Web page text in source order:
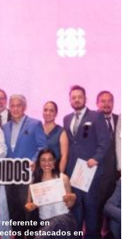
en
destacados en